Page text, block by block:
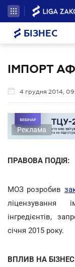
БІЗНЕС
ІМПОРТ
4 грудня 2014,
Реклама
ПРАВОВА ПОДІЯ:
МОЗ розробив
ліцензування
інгредієнтів,
січня 2015 року.
ВПЛИВ НА